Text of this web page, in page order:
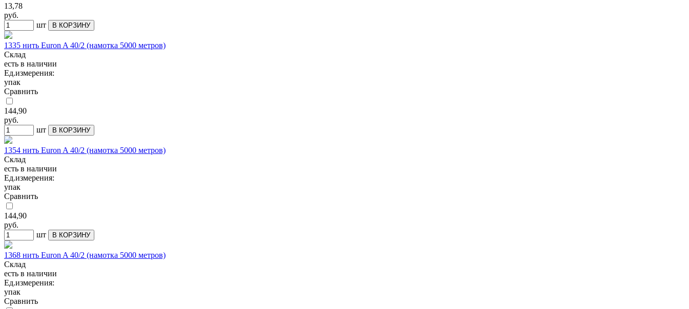
13,78
руб.
шт
В КОРЗИНУ
1335 нить Euron A 40/2 (намотка 5000 метров)
Склад
есть в наличии
Ед.измерения:
упак
Сравнить
144,90
руб.
шт
В КОРЗИНУ
1354 нить Euron A 40/2 (намотка 5000 метров)
Склад
есть в наличии
Ед.измерения:
упак
Сравнить
144,90
руб.
шт
В КОРЗИНУ
1368 нить Euron A 40/2 (намотка 5000 метров)
Склад
есть в наличии
Ед.измерения:
упак
Сравнить